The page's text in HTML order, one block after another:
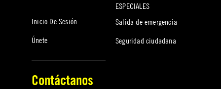
Inicio De Sesión
Únete
ESPECIALES
Salida de emergencia
Seguridad ciudadana
Contáctanos